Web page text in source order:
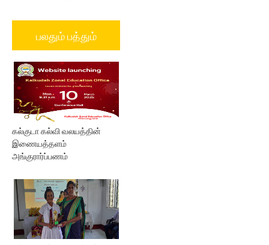
பலதும் பத்தும்
கல்குடா கல்வி வலயத்தின்
இணையத்தளம்
அங்குரார்ப்பணம்